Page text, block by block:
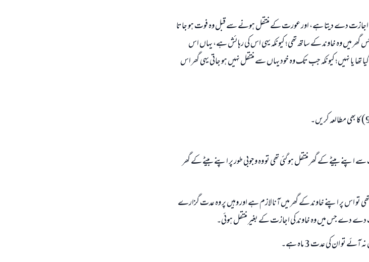
کی اجازت دے دیتا ہے، اور عورت کے منتقل ہونے سے قبل وہ فوت ہو جاتا
میں وہ خاوند کے ساتھ تھی؛ کیونکہ یہی اس کی رہائش ہے، یہاں اس
تھا یا نہیں؛ کیونکہ جب تک وہ خود یہاں سے منتقل نہیں ہو جاتی یہی گھر اس
بیٹے کے گھر منتقل ہو گئی تھی تو وہ وجوبی طور پر اپنے بیٹے کے گھر
تو اس پر اپنے خاوند کے گھر میں آنا لازم ہے اور وہیں پر وہ عدت گزارے
دے دے جس میں وہ خاوند کی اجازت کے بغیر منتقل ہوئی۔